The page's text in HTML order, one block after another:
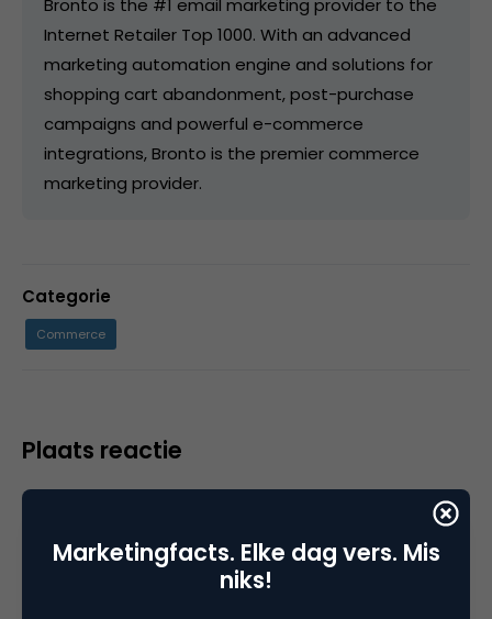
Bronto is the #1 email marketing provider to the
Internet Retailer Top 1000. With an advanced
marketing automation engine and solutions for
shopping cart abandonment, post-purchase
campaigns and powerful e-commerce
integrations, Bronto is the premier commerce
marketing provider.
Categorie
Commerce
Plaats reactie
Je moet
Marketingfacts. Elke dag vers. Mis
niks!